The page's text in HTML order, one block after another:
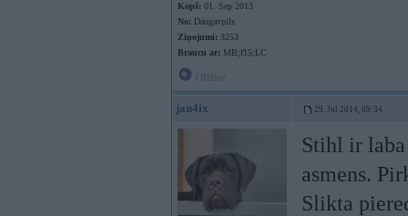
Kopš: 01. Sep 2013
No: Daugavpils
Ziņojumi: 3253
Braucu ar: MB;f15;LC
jan4ix 29. Jul 2014, 09:34
Stihl ir
asmens.
Slikta